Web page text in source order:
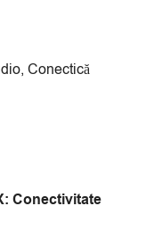
dobândă cu
Transilvania
, Conectică
Conectivitate